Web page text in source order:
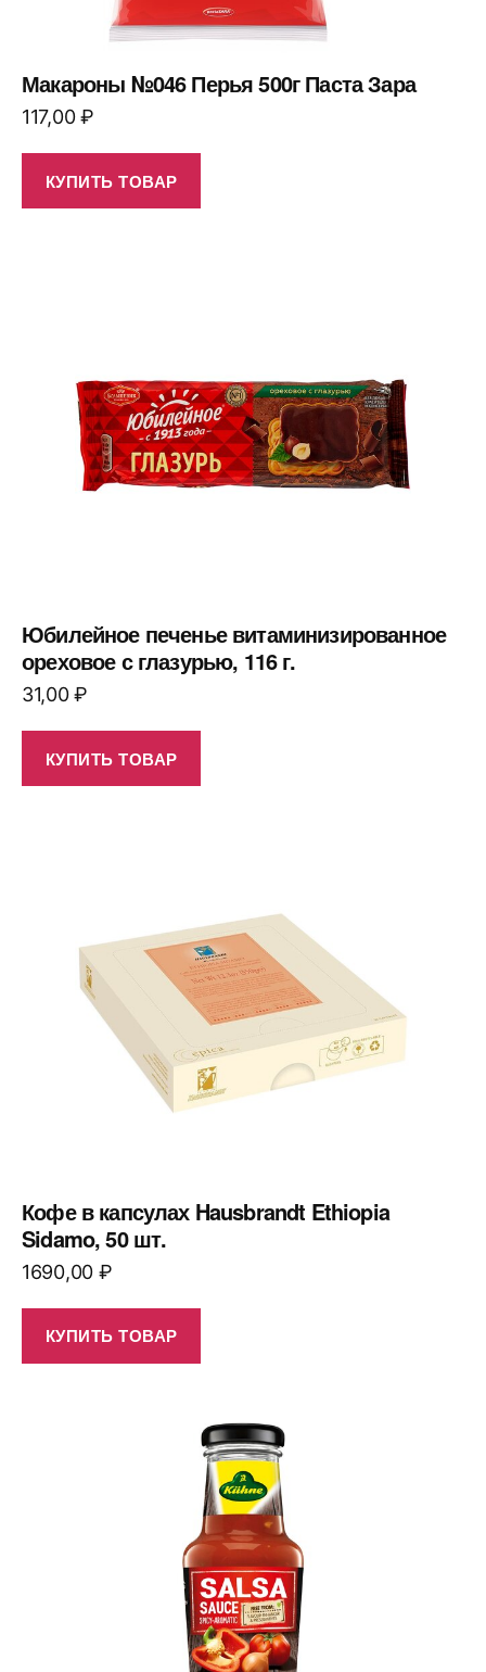
Макароны №046 Перья 500г Паста Зара
117,00₽
КУПИТЬ ТОВАР
Юбилейное печенье витаминизированное
ореховое с глазурью, 116 г.
31,00₽
КУПИТЬ ТОВАР
Кофе в капсулах Hausbrandt Ethiopia
Sidamo, 50 шт.
1690,00 ₽
КУПИТЬ ТОВАР